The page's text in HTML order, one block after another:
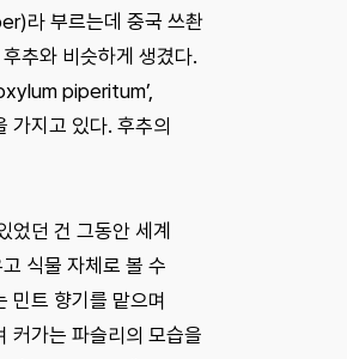
라 부르는데 중국 쓰촨
추와 비슷하게 생겼다.
piperitum’,
가지고 있다. 후추의
었던 건 그동안 세계
식물 자체로 볼 수
민트 향기를 맡으며
커가는 파슬리의 모습을